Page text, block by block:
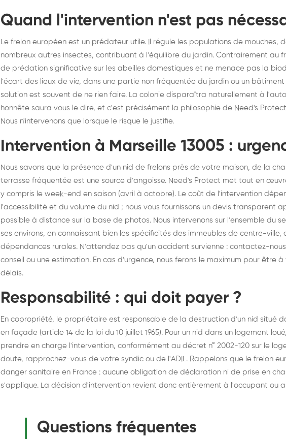
Quand l'intervention n'est pas
Le frelon européen est un prédateur utile. Il régule les populations de mouches,
nombreux autres insectes, contribuant à l'équilibre du jardin. Contrairement au
de prédation significative sur les abeilles domestiques et ne menace pas la
l'écart des lieux de vie, dans une partie non fréquentée du jardin ou un
solution est souvent de ne rien faire. La colonie disparaîtra naturellement à
honnête saura vous le dire, et c'est précisément la philosophie de Need's
Nous n'intervenons que lorsque le risque le justifie.
Intervention à Marseille 13005 :
Nous savons que la présence d'un nid de frelons près de votre maison, de la
terrasse fréquentée est une source d'angoisse. Need's Protect met tout en
y compris le week-end en saison (avril à octobre). Le coût de l'intervention
l'accessibilité et du volume du nid ; nous vous fournissons un devis transparent
possible à distance sur la base de photos. Nous intervenons sur l'ensemble du
ses environs, en connaissant bien les spécificités des immeubles de centre-
dépendances rurales. N'attendez pas qu'un accident survienne : contactez-
conseil ou une estimation. En cas d'urgence, nous ferons le maximum pour être
délais.
Responsabilité : qui doit payer ?
En copropriété, le propriétaire est responsable de la destruction d'un nid situé
en façade (article 14 de la loi du 10 juillet 1965). Pour un nid dans un logement
prendre en charge l'intervention, conformément au décret n° 2002-120 sur le
doute, rapprochez-vous de votre syndic ou de l'ADIL. Rappelons que le frelon
danger sanitaire en France : aucune obligation de déclaration ni de prise en
s'applique. La décision d'intervention revient donc entièrement à l'occupant ou
Questions fréquentes